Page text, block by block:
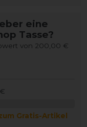
eine
Tasse?
von 200,00 €
Gratis-Artikel